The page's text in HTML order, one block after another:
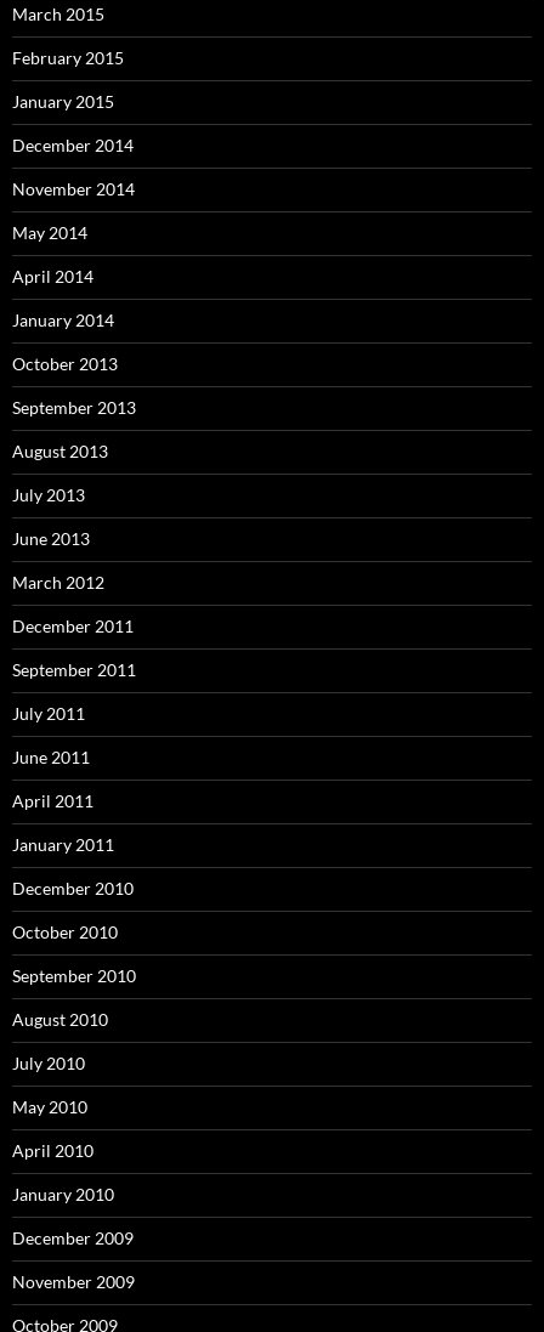
March 2015
February 2015
January 2015
December 2014
November 2014
May 2014
April 2014
January 2014
October 2013
September 2013
August 2013
July 2013
June 2013
March 2012
December 2011
September 2011
July 2011
June 2011
April 2011
January 2011
December 2010
October 2010
September 2010
August 2010
July 2010
May 2010
April 2010
January 2010
December 2009
November 2009
October 2009